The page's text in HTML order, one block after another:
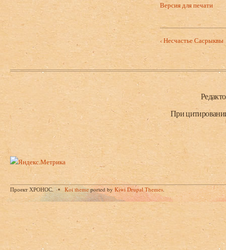
Версия для печати
‹ Несчастье Сасрыквы
Нижний колонтитул
При
Проект ХРОНОС. Koi themeported byKiwi Drupal Themes.